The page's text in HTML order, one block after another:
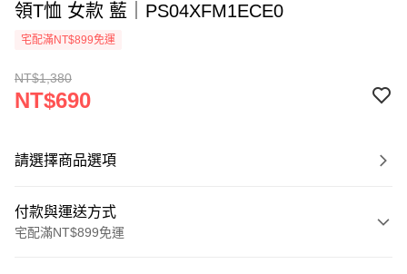
領T恤 女款 藍｜PS04XFM1ECE0
宅配滿NT$899免運
NT$1,380
NT$690
請選擇商品選項
付款與運送方式
宅配滿NT$899免運